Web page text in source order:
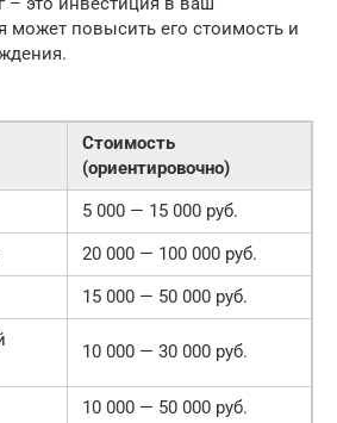
может повысить его стоимость и
Стоимость
(ориентировочно)
5 000 — 15 000 руб.
20 000 — 100 000 руб.
15 000 — 50 000 руб.
10 000 — 30 000 руб.
10 000 — 50 000 руб.